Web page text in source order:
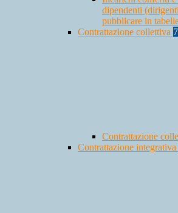
dipendenti
pubblicare in
Contrattazione collettiva 7
Contrattazione
Contrattazione integrativa